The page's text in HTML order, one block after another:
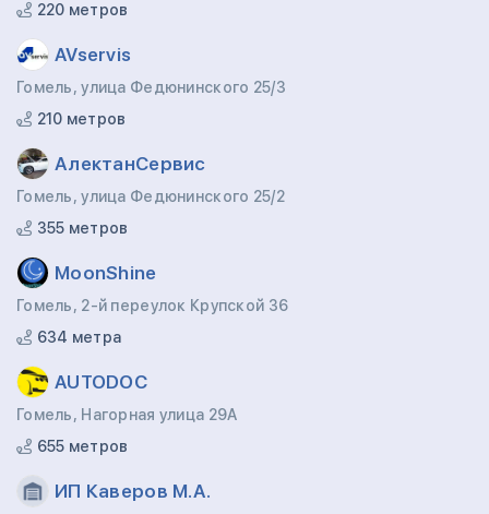
220 метров
AVservis
Гомель, улица Федюнинского 25/3
210 метров
АлектанСервис
Гомель, улица Федюнинского 25/2
355 метров
MoonShine
Гомель, 2-й переулок Крупской 36
634 метра
AUTODOC
Гомель, Нагорная улица 29А
655 метров
ИП Каверов М.А.